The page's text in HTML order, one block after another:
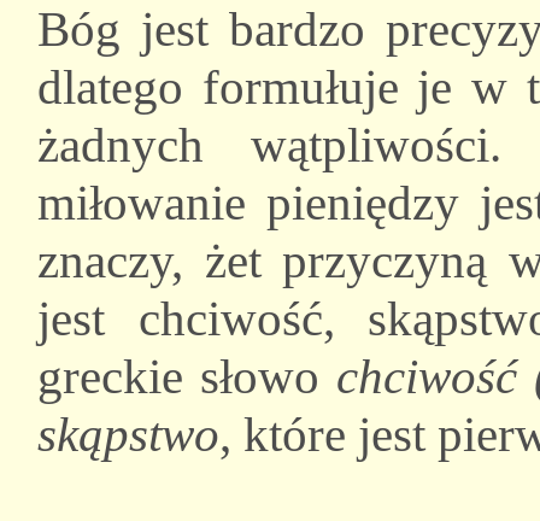
Bóg jest bardzo
dlatego formułuje je w
żadnych
miłowanie pieniędzy
znaczy, żet przyczyną
jest chciwość,
greckie słowo chciwość
skąpstwo, które jest